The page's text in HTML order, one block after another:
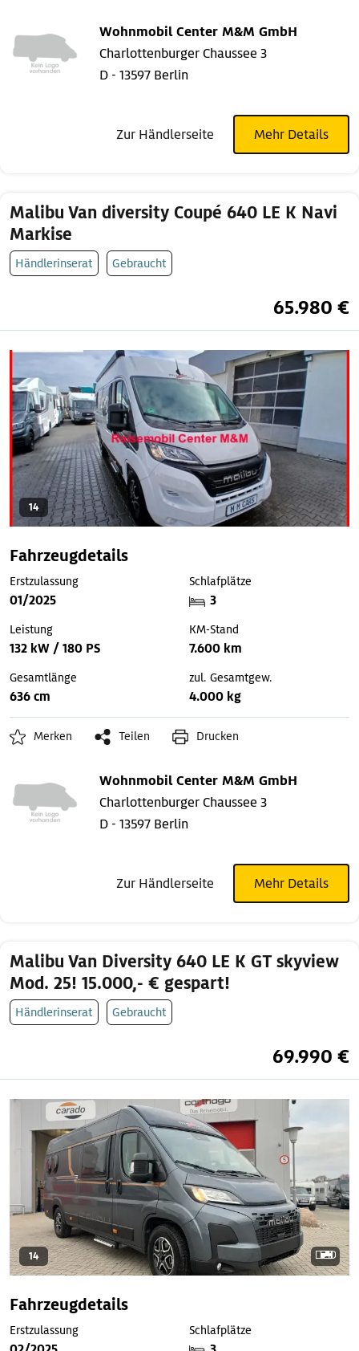
Wohnmobil Center M&M GmbH
Charlottenburger Chaussee 3
D - 13597 Berlin
Zur Händlerseite Mehr Details
Malibu Van diversity Coupé 640 LE K Navi
Markise
Händlerinserat Gebraucht
65.980 €
14
Fahrzeugdetails
Erstzulassung
01/2025
Schlafplätze
3
Leistung
132 kW / 180 PS
KM-Stand
7.600 km
Gesamtlänge
636 cm
zul. Gesamtgew.
4.000 kg
Merken Teilen Drucken
Wohnmobil Center M&M GmbH
Charlottenburger Chaussee 3
D - 13597 Berlin
Zur Händlerseite Mehr Details
Malibu Van Diversity 640 LE K GT skyview
Mod. 25! 15.000,- € gespart!
Händlerinserat Gebraucht
69.990 €
14
Fahrzeugdetails
Erstzulassung Schlafplätze